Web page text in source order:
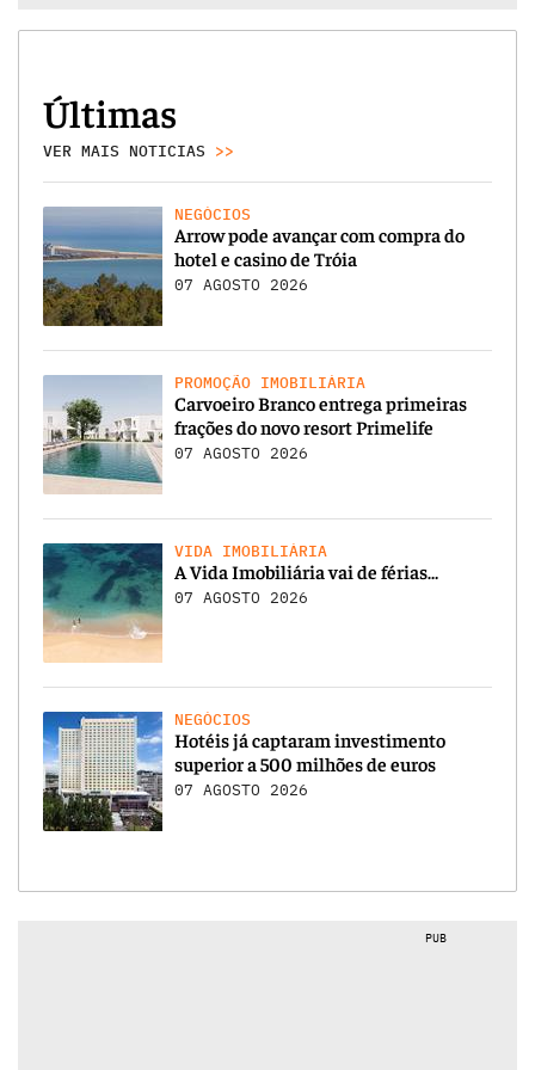
Últimas
VER MAIS NOTICIAS >>
NEGÓCIOS
Arrow pode avançar com compra do
hotel e casino de Tróia
07 AGOSTO 2026
PROMOÇÃO IMOBILIÁRIA
Carvoeiro Branco entrega primeiras
frações do novo resort Primelife
07 AGOSTO 2026
VIDA IMOBILIÁRIA
A Vida Imobiliária vai de férias…
07 AGOSTO 2026
NEGÓCIOS
Hotéis já captaram investimento
superior a 500 milhões de euros
07 AGOSTO 2026
PUB